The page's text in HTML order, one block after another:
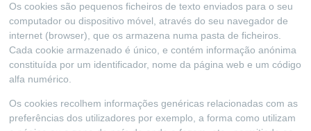
Os cookies são pequenos ficheiros de texto enviados para o seu
computador ou dispositivo móvel, através do seu navegador de
internet (browser), que os armazena numa pasta de ficheiros.
Cada cookie armazenado é único, e contém informação anónima
constituída por um identificador, nome da página web e um código
alfa numérico.
Os cookies recolhem informações genéricas relacionadas com as
preferências dos utilizadores por exemplo, a forma como utilizam